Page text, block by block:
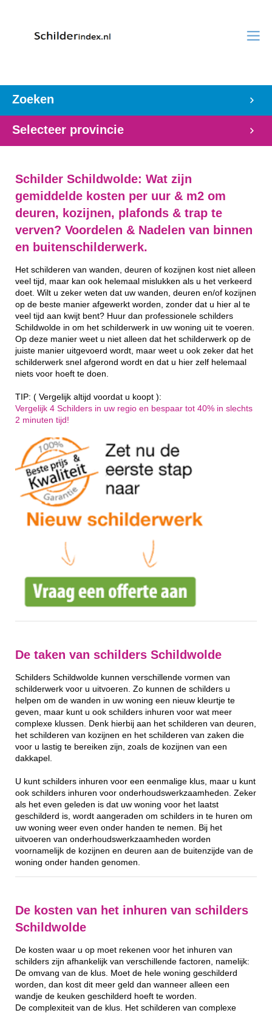
Zoeken
Selecteer provincie
Schilder Schildwolde: Wat zijn
gemiddelde kosten per uur & m2 om
deuren, kozijnen, plafonds & trap te
verven? Voordelen & Nadelen van binnen
en buitenschilderwerk.
Het schilderen van wanden, deuren of kozijnen kost niet alleen
veel tijd, maar kan ook helemaal mislukken als u het verkeerd
doet. Wilt u zeker weten dat uw wanden, deuren en/of kozijnen
op de beste manier afgewerkt worden, zonder dat u hier al te
veel tijd aan kwijt bent? Huur dan professionele schilders
Schildwolde in om het schilderwerk in uw woning uit te voeren.
Op deze manier weet u niet alleen dat het schilderwerk op de
juiste manier uitgevoerd wordt, maar weet u ook zeker dat het
schilderwerk snel afgerond wordt en dat u hier zelf helemaal
niets voor hoeft te doen.
TIP: ( Vergelijk altijd voordat u koopt ):
Vergelijk 4 Schilders in uw regio en bespaar tot 40% in slechts
2 minuten tijd!
De taken van schilders Schildwolde
Schilders Schildwolde kunnen verschillende vormen van
schilderwerk voor u uitvoeren. Zo kunnen de schilders u
helpen om de wanden in uw woning een nieuw kleurtje te
geven, maar kunt u ook schilders inhuren voor wat meer
complexe klussen. Denk hierbij aan het schilderen van deuren,
het schilderen van kozijnen en het schilderen van zaken die
voor u lastig te bereiken zijn, zoals de kozijnen van een
dakkapel.
U kunt schilders inhuren voor een eenmalige klus, maar u kunt
ook schilders inhuren voor onderhoudswerkzaamheden. Zeker
als het even geleden is dat uw woning voor het laatst
geschilderd is, wordt aangeraden om schilders in te huren om
uw woning weer even onder handen te nemen. Bij het
uitvoeren van onderhoudswerkzaamheden worden
voornamelijk de kozijnen en deuren aan de buitenzijde van de
woning onder handen genomen.
De kosten van het inhuren van schilders
Schildwolde
De kosten waar u op moet rekenen voor het inhuren van
schilders zijn afhankelijk van verschillende factoren, namelijk:
De omvang van de klus. Moet de hele woning geschilderd
worden, dan kost dit meer geld dan wanneer alleen een
wandje de keuken geschilderd hoeft te worden.
De complexiteit van de klus. Het schilderen van complexe